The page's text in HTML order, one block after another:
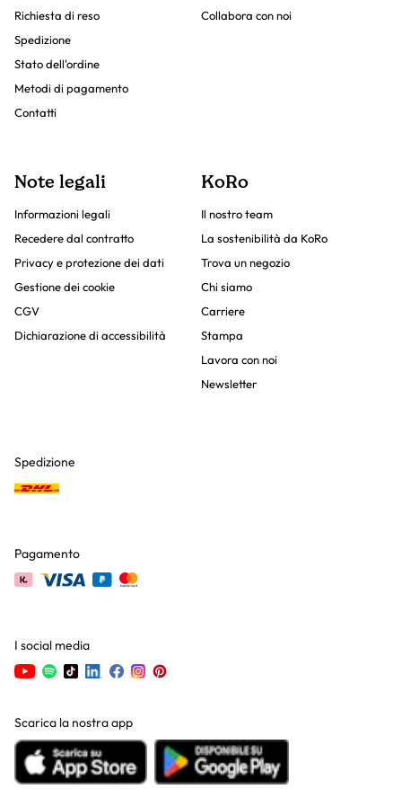
Richiesta di reso
Spedizione
Stato dell'ordine
Metodi di pagamento
Contatti
Collabora con noi
Note legali
Informazioni legali
Recedere dal contratto
Privacy e protezione dei dati
Gestione dei cookie
CGV
Dichiarazione di accessibilità
KoRo
Il nostro team
La sostenibilità da KoRo
Trova un negozio
Chi siamo
Carriere
Stampa
Lavora con noi
Newsletter
Spedizione
Pagamento
I social media
Scarica la nostra app